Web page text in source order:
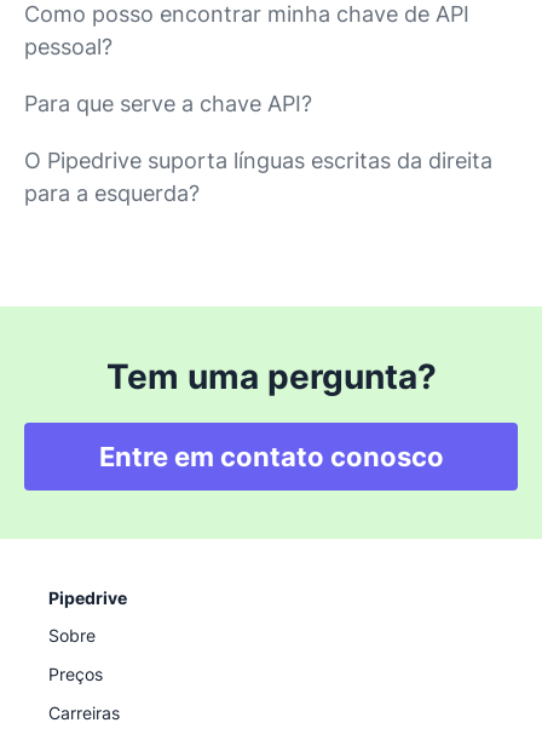
Como posso encontrar minha chave de API
pessoal?
Para que serve a chave API?
O Pipedrive suporta línguas escritas da direita
para a esquerda?
Tem uma pergunta?
Entre em contato conosco
Pipedrive
Sobre
Preços
Carreiras